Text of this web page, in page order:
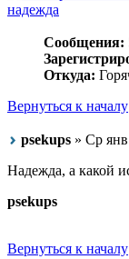
надежда
Сообщения:
Откуда:
Вернуться к началу
psekups » Ср
Надежда, а какой
psekups
Вернуться к началу